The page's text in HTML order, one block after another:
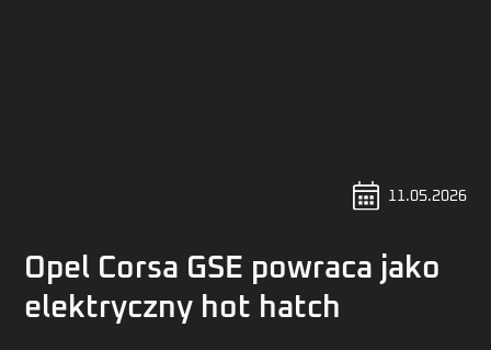
11.05.2026
Opel Corsa GSE powraca jako
elektryczny hot hatch